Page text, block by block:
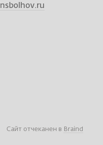
Сайт отчеканен в Braind